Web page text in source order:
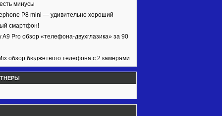
минусы
P8 mini — удивительно хороший
смартфон!
A9 Pro обзор «телефона-двухглазика» за 90
обзор бюджетного телефона с 2 камерами